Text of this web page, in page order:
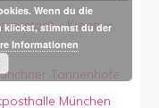
– Kreative
Tannenhöfe
München
Wenn du die
klickst, stimmst du der
Informationen